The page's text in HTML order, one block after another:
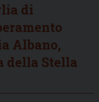
di
Albano,
della Stella